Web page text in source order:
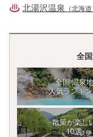
北湯沢温泉 （北海道
全
全国 温泉地
人気ランキ
散策が楽し
10選